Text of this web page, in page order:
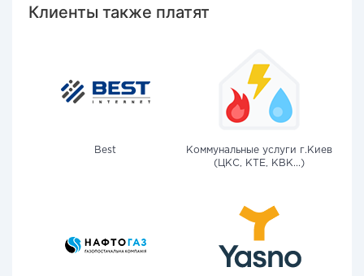
Клиенты также платят
Best
Коммунальные услуги г.Киев
(ЦКС, КТЕ, КВК...)